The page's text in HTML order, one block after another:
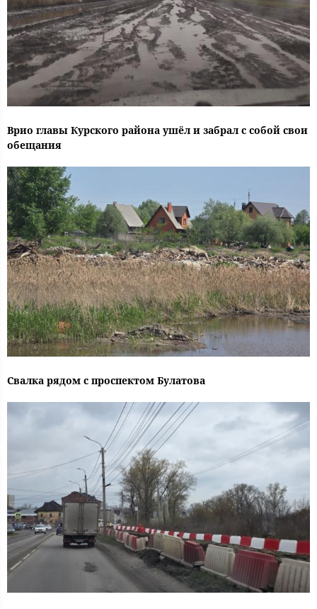
Врио главы Курского района ушёл и забрал с собой свои
обещания
Свалка рядом с проспектом Булатова